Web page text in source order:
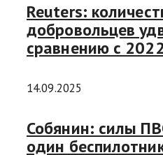
Reuters:
добровольцев
сравнению с
14.09.2025
Собянин: силы
один